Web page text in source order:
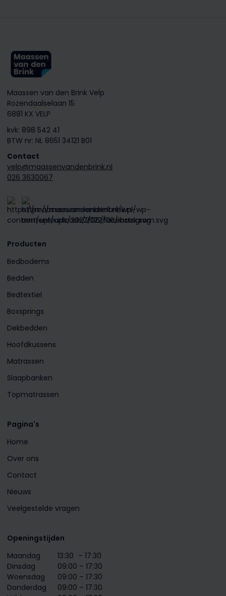
Maassen van den Brink Velp
Rozendaalselaan 15
6881 KX VELP
kvk: 898 542 41
BTW nr: NL 8651 34121 B01
Contact
velp@maassenvandenbrink.nl
026 3630067
Producten
Bedbodems
Bedden
Bedtextiel
Boxsprings
Dekbedden
Hoofdkussens
Matrassen
Slaapbanken
Topmatrassen
Pagina's
Home
Over ons
Contact
Nieuws
Veelgestelde vragen
Openingstijden
Maandag
13:30 – 17:30
Dinsdag
09:00 – 17:30
Woensdag
09:00 – 17:30
Donderdag
09:00 – 17:30